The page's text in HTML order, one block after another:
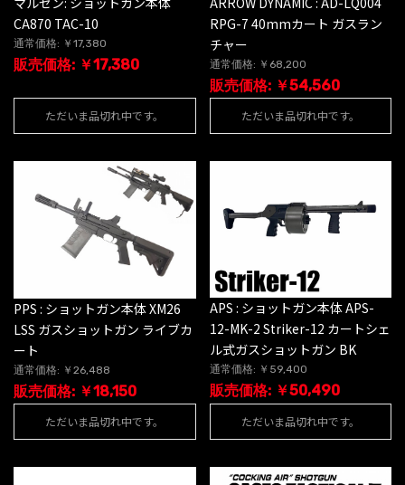
CA870 TAC-10
通常価格: ￥17,380
販売価格: ￥17,380
ただいま品切れ中です。
RPG-7 40mmカート ガスラン
チャー
通常価格: ￥68,200
販売価格: ￥54,560
ただいま品切れ中です。
PPS : ショットガン本体 XM26
LSS ガスショットガン ライブカ
ート
通常価格: ￥26,488
販売価格: ￥18,150
ただいま品切れ中です。
APS : ショットガン本体 APS-
12-MK-2 Striker-12 カートシェ
ル式ガスショットガン BK
通常価格: ￥59,400
販売価格: ￥50,490
ただいま品切れ中です。